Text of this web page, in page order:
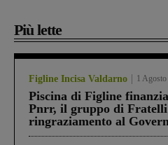
Più lette
Figline Incisa Valdarno 1
Piscina di Figline
Pnrr, il gruppo di
ringraziamento al